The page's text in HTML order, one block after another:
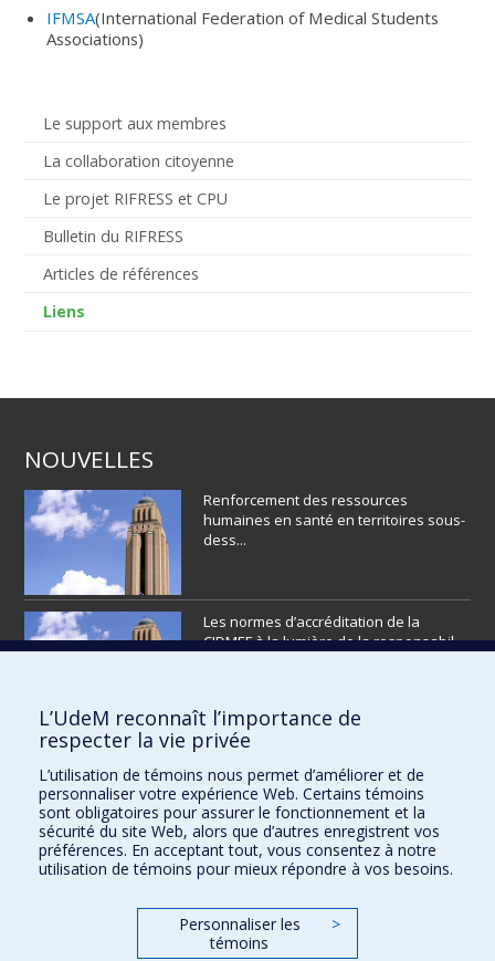
Le support aux membres
La collaboration citoyenne
Le projet RIFRESS et CPU
Bulletin du RIFRESS
Articles de références
Liens
IFMSA(International Federation of Medical Students
Associations)
NOUVELLES
Renforcement des ressources
humaines en santé en territoires sous-
dess...
Les normes d’accréditation de la
CIDMEF à la lumière de la responsabil...
L’éditorial
L’UdeM reconnaît l’importance de
respecter la vie privée
L’utilisation de témoins nous permet d’améliorer et de
personnaliser votre expérience Web. Certains témoins
sont obligatoires pour assurer le fonctionnement et la
sécurité du site Web, alors que d’autres enregistrent vos
préférences. En acceptant tout, vous consentez à notre
utilisation de témoins pour mieux répondre à vos besoins.
Personnaliser les
témoins
>